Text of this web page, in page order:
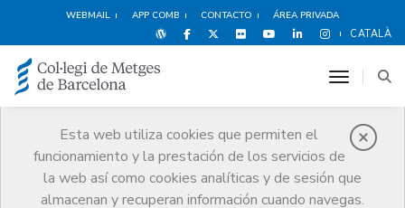
WEBMAIL APP COMB CONTACTO ÁREA PRIVADA
CATALÀ
Esta web utiliza cookies que permiten el
funcionamiento y la prestación de los servicios de
la web así como cookies analíticas y de sesión que
almacenan y recuperan información cuando navegas.
toggle
Innovación y
emprendimiento